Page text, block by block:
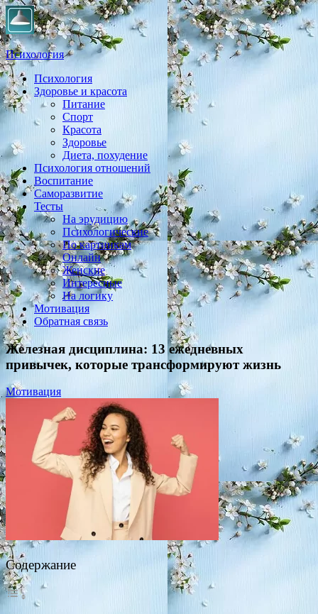
Психология
Практическая психология, личностный рост, экология,
здоровье, воспитание,
Психология
Здоровье и красота
Питание
Спорт
Красота
Здоровье
Диета, похудение
Психология отношений
Воспитание
Саморазвитие
Тесты
На эрудицию
Психологические
По картинкам
Онлайн
Женские
Интересные
На логику
Мотивация
Обратная связь
Железная дисциплина: 13 ежедневных
привычек, которые трансформируют жизнь
Мотивация
Содержание